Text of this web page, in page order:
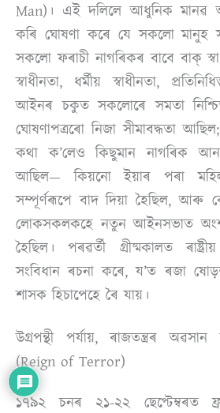
Man)। এই দলিলে আধুনিক মানৱ
কৰি ঘোষণা কৰে যে সকলো মানুহ
সকলো ফৰাচী নাগৰিকৰ বাবে বাক্
স্বাধীনতা, ধৰ্মীয় স্বাধীনতা,
আইনৰ চকুত সকলোৰে সমতা
ঘোষণাপত্ৰৰো নিজা সীমাবদ্ধতা
কথা ক’লেও কিছুমান নাগৰিক
আছিল— কিয়নো ইয়াৰ পৰা
সম্পূৰ্ণৰূপে বাদ দিয়া হৈছিল, আৰু
লোকসকলকহে নতুন আইনসভাত
হৈছিল। পৰৱৰ্তী গ্ৰীষ্মকালত
সংবিধান ৰচনা কৰে, য’ত ৰজা
শাসক হিচাপেহে ৰৈ যায়।
উগ্ৰপন্থী পৰ্যায়, ৰাজতন্ত্ৰৰ
(Reign of Terror)
১৭৯২ চনৰ ২১-২২ ছেপ্টেম্বৰত